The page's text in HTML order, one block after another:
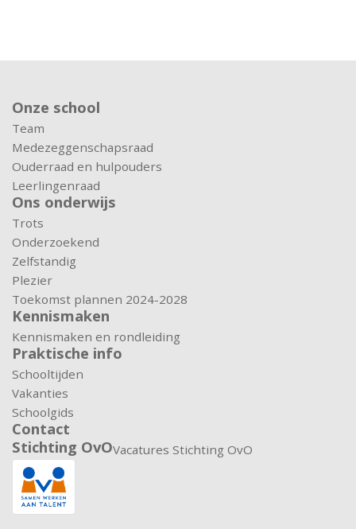
Onze school
Team
Medezeggenschapsraad
Ouderraad en hulpouders
Leerlingenraad
Ons onderwijs
Trots
Onderzoekend
Zelfstandig
Plezier
Toekomst plannen 2024-2028
Kennismaken
Kennismaken en rondleiding
Praktische info
Schooltijden
Vakanties
Schoolgids
Contact
Stichting OvOVacatures Stichting OvO